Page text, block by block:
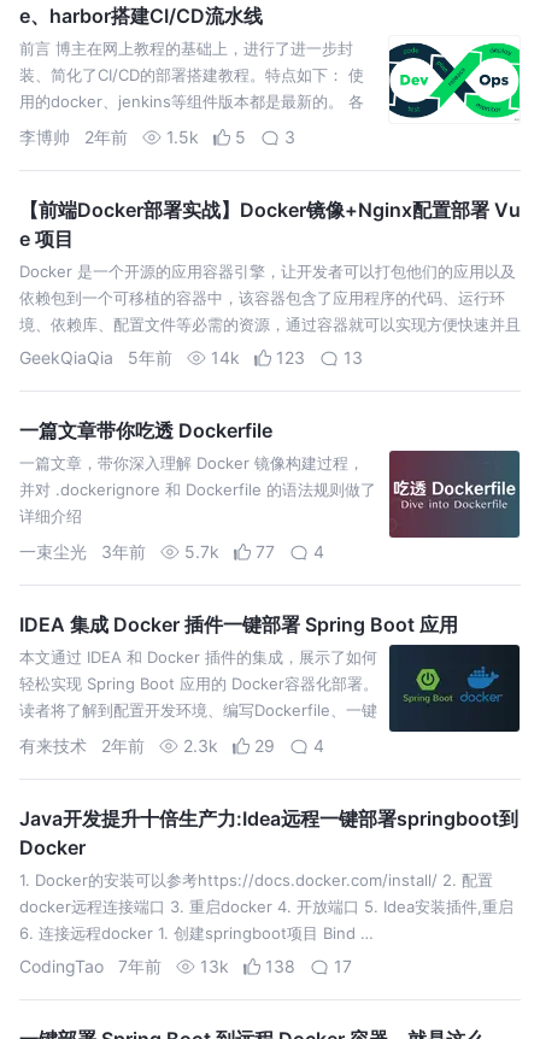
e、harbor搭建CI/CD流水线
前言 博主在网上教程的基础上，进行了进一步封
装、简化了CI/CD的部署搭建教程。特点如下： 使
用的docker、jenkins等组件版本都是最新的。 各
个组件的镜像版本都是固定版本号的，不会因为后
李博帅 2年前 1.5k 5 3
【前端Docker部署实战】Docker镜像+Nginx配置部署 Vu
e 项目
Docker 是一个开源的应用容器引擎，让开发者可以打包他们的应用以及
依赖包到一个可移植的容器中，该容器包含了应用程序的代码、运行环
境、依赖库、配置文件等必需的资源，通过容器就可以实现方便快速并且
与平
GeekQiaQia 5年前 14k 123 13
一篇文章带你吃透 Dockerfile
一篇文章，带你深入理解 Docker 镜像构建过程，
并对 .dockerignore 和 Dockerfile 的语法规则做了
详细介绍
一束尘光 3年前 5.7k 77 4
IDEA 集成 Docker 插件一键部署 Spring Boot 应用
本文通过 IDEA 和 Docker 插件的集成，展示了如何
轻松实现 Spring Boot 应用的 Docker容器化部署。
读者将了解到配置开发环境、编写Dockerfile、一键
部署等关键步骤。
有来技术 2年前 2.3k 29 4
Java开发提升十倍生产力:Idea远程一键部署springboot到
Docker
1. Docker的安装可以参考https://docs.docker.com/install/ 2. 配置
docker远程连接端口 3. 重启docker 4. 开放端口 5. Idea安装插件,重启
6. 连接远程docker 1. 创建springboot项目 Bind …
CodingTao 7年前 13k 138 17